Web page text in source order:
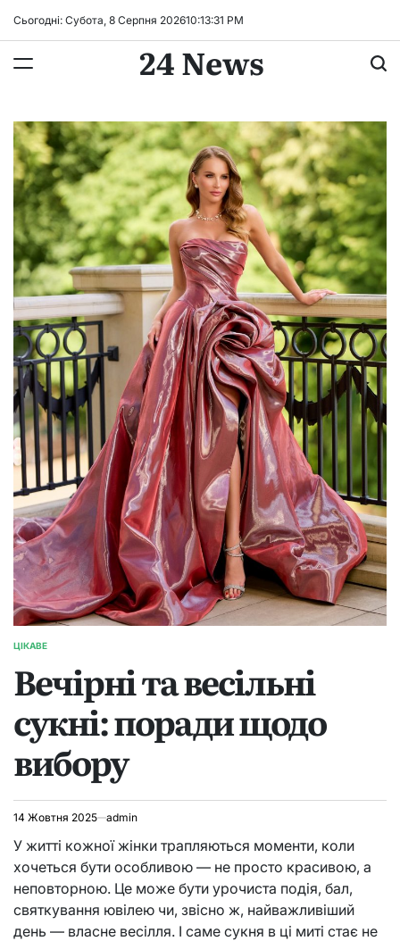
Сьогодні: Субота, 8 Серпня 202610:13:32 PM
24 News
ОПУБЛІКУВАТИ
ЦІКАВЕ
Вечірні та весільні
сукні: поради щодо
вибору
14 Жовтня 2025 admin
У житті кожної жінки трапляються моменти, коли
хочеться бути особливою — не просто красивою, а
неповторною. Це може бути урочиста подія, бал,
святкування ювілею чи, звісно ж, найважливіший
день — власне весілля. І саме сукня в ці миті стає не